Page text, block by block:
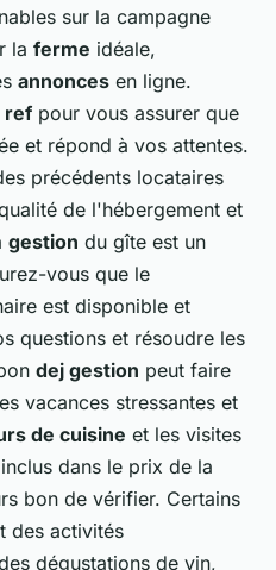
sur la campagne
la ferme idéale,
annonces en ligne.
ref pour vous assurer que
et répond à vos attentes.
précédents locataires
de l'hébergement et
gestion du gîte est un
vous que le
est disponible et
questions et résoudre les
dej gestion peut faire
vacances stressantes et
de cuisine et les visites
dans le prix de la
bon de vérifier. Certains
des activités
dégustations de vin,